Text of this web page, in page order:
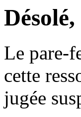
Le pare-
cette
jugée